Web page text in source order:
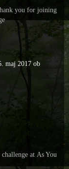
you for joining
maj 2017 ob
at As You